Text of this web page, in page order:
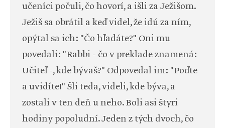
učeníci počuli, čo hovorí, a išli za Ježišom.
Ježiš sa obrátil a keď videl, že idú za ním,
opýtal sa ich: "Čo hľadáte?" Oni mu
povedali: "Rabbi - čo v preklade znamená:
Učiteľ -, kde bývaš?" Odpovedal im: "Poďte
a uvidíte!" Šli teda, videli, kde býva, a
zostali v ten deň u neho. Boli asi štyri
hodiny popoludní. Jeden z tých dvoch, čo